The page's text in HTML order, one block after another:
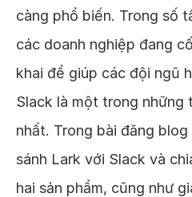
càng phổ biến. Trong số
các doanh nghiệp đang
khai để giúp các đội ngũ
Slack là một trong những
nhất. Trong bài đăng
sánh Lark với Slack và
hai sản phẩm, cũng như